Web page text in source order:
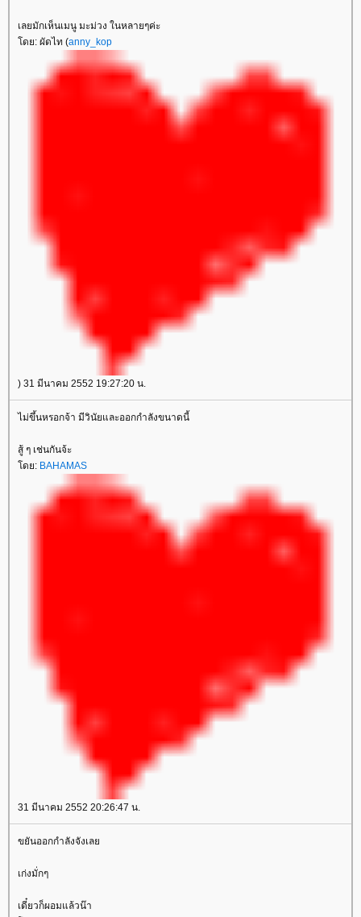
เลยมักเห็นเมนู มะม่วง ในหลายๆค่ะ
ดย: ผัดไท (anny_kop
) 31 มีนาคม 2552 19:27:20 น.
ไม่ขึ้นหรอกจ้า มีวินัยและออกกำลังขนาดนี้
สู้ ๆ เช่นกันจ้ะ
ดย: BAHAMAS
31 มีนาคม 2552 20:26:47 น.
ขยันออกกำลังจังเล
เก่งมั่กๆ
เดี๋ยวก็ผอมแล้วน๊า